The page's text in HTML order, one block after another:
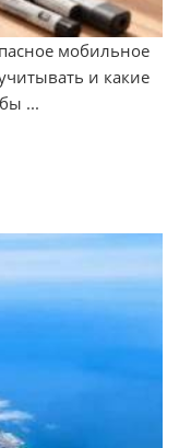
мобильное
и какие
...